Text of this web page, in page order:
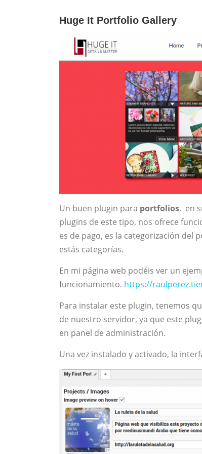
Huge It Portfolio Gallery
Un buen plugin para portfolios, en
plugins de este tipo, nos ofrece
es de pago, es la categorización
estás categorías.
En mi página web podéis ver un
funcionamiento. https://
Para instalar este plugin, tenemos
de nuestro servidor, ya que este
en panel de administración.
Una vez instalado y activado, la